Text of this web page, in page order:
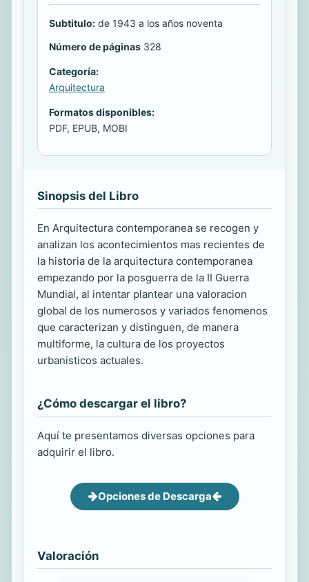
Subtitulo: de 1943 a los años noventa
Número de páginas 328
Categoría:
Arquitectura
Formatos disponibles:
PDF, EPUB, MOBI
Sinopsis del Libro
En Arquitectura contemporanea se recogen y
analizan los acontecimientos mas recientes de
la historia de la arquitectura contemporanea
empezando por la posguerra de la II Guerra
Mundial, al intentar plantear una valoracion
global de los numerosos y variados fenomenos
que caracterizan y distinguen, de manera
multiforme, la cultura de los proyectos
urbanisticos actuales.
¿Cómo descargar el libro?
Aquí te presentamos diversas opciones para
adquirir el libro.
Opciones de Descarga
Valoración